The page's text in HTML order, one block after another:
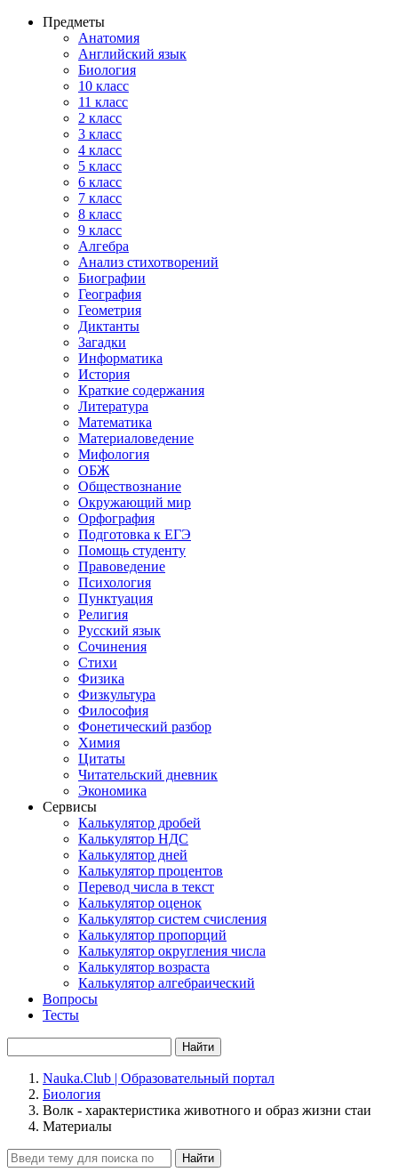
Предметы
Анатомия
Английский язык
Биология
10 класс
11 класс
2 класс
3 класс
4 класс
5 класс
6 класс
7 класс
8 класс
9 класс
Алгебра
Анализ стихотворений
Биографии
География
Геометрия
Диктанты
Загадки
Информатика
История
Краткие содержания
Литература
Математика
Материаловедение
Мифология
ОБЖ
Обществознание
Окружающий мир
Орфография
Подготовка к ЕГЭ
Помощь студенту
Правоведение
Психология
Пунктуация
Религия
Русский язык
Сочинения
Стихи
Физика
Физкультура
Философия
Фонетический разбор
Химия
Цитаты
Читательский дневник
Экономика
Сервисы
Калькулятор дробей
Калькулятор НДС
Калькулятор дней
Калькулятор процентов
Перевод числа в текст
Калькулятор оценок
Калькулятор систем счисления
Калькулятор пропорций
Калькулятор округления числа
Калькулятор возраста
Калькулятор алгебраический
Вопросы
Тесты
Найти
Nauka.Club | Образовательный портал
Биология
Волк - характеристика животного и образ жизни стаи
Материалы
Найти